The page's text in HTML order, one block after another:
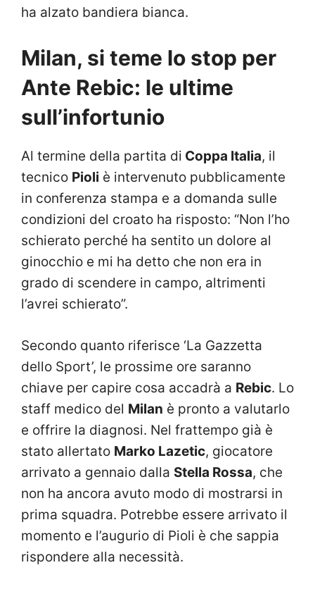
ha alzato bandiera bianca.
Milan, si teme lo stop per
Ante Rebic: le ultime
sull’infortunio
Al termine della partita di Coppa Italia, il
tecnico Pioli è intervenuto pubblicamente
in conferenza stampa e a domanda sulle
condizioni del croato ha risposto: “Non l’ho
schierato perché ha sentito un dolore al
ginocchio e mi ha detto che non era in
grado di scendere in campo, altrimenti
l’avrei schierato”.
Secondo quanto riferisce ‘La Gazzetta
dello Sport’, le prossime ore saranno
chiave per capire cosa accadrà a Rebic. Lo
staff medico del Milan è pronto a valutarlo
e offrire la diagnosi. Nel frattempo già è
stato allertato Marko Lazetic, giocatore
arrivato a gennaio dalla Stella Rossa, che
non ha ancora avuto modo di mostrarsi in
prima squadra. Potrebbe essere arrivato il
momento e l’augurio di Pioli è che sappia
rispondere alla necessità.